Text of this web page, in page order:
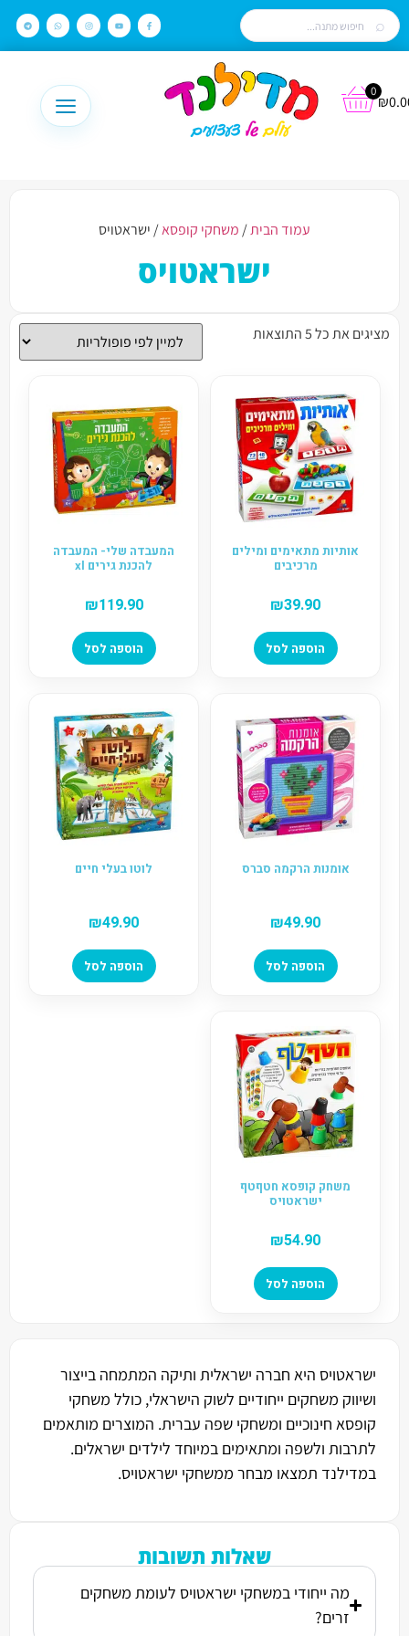
₪
0
עמוד הבית/ משחקי קופסא/ ישראטויס
ישראטויס
מציגים את כל ⁦5⁩ התוצאות
אותיות מתאימים ומילים
מרכיבים
₪39.90
הוספה לסל
המעבדה שלי- המעבדה
להכנת גירים xl
₪119.90
הוספה לסל
אומנות הרקמה סברס
₪49.90
הוספה לסל
לוטו בעלי חיים
₪49.90
הוספה לסל
משחק קופסא חטףטף
ישראטויס
₪54.90
הוספה לסל
ישראטויס היא חברה ישראלית ותיקה המתמחה בייצור
ושיווק משחקים ייחודיים לשוק הישראלי, כולל משחקי
קופסא חינוכיים ומשחקי שפה עברית. המוצרים מותאמים
לתרבות ולשפה ומתאימים במיוחד לילדים ישראלים.
במדילנד תמצאו מבחר ממשחקי ישראטויס.
שאלות תשובות
מה ייחודי במשחקי ישראטויס לעומת משחקים
זרים?